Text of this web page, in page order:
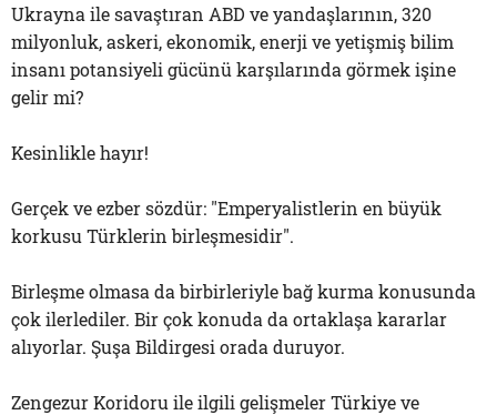
Ukrayna ile savaştıran ABD ve yandaşlarının, 320
milyonluk, askeri, ekonomik, enerji ve yetişmiş bilim
insanı potansiyeli gücünü karşılarında görmek işine
gelir mi?
Kesinlikle hayır!
Gerçek ve ezber sözdür: "Emperyalistlerin en büyük
korkusu Türklerin birleşmesidir".
Birleşme olmasa da birbirleriyle bağ kurma konusunda
çok ilerlediler. Bir çok konuda da ortaklaşa kararlar
alıyorlar. Şuşa Bildirgesi orada duruyor.
Zengezur Koridoru ile ilgili gelişmeler Türkiye ve